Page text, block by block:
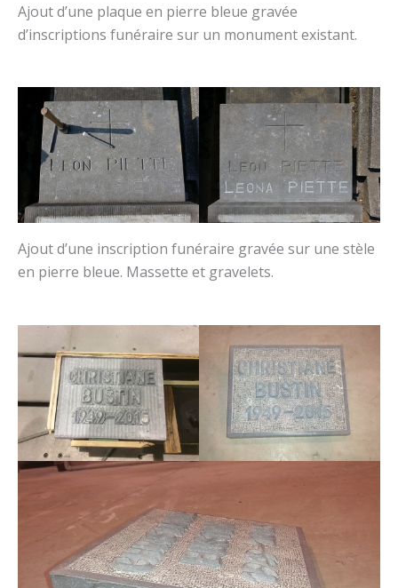
Ajout d’une plaque en pierre bleue gravée
d’inscriptions funéraire sur un monument existant.
Ajout d’une inscription funéraire gravée sur une stèle
en pierre bleue. Massette et gravelets.